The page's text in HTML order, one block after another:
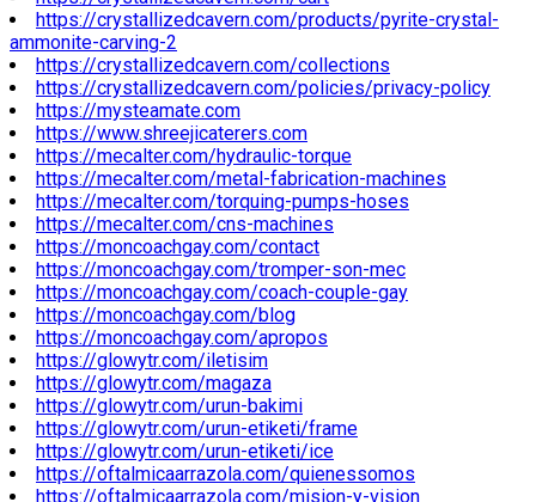
https://crystallizedcavern.com/products/pyrite-crystal-
ammonite-carving-2
https://crystallizedcavern.com/collections
https://crystallizedcavern.com/policies/privacy-policy
https://mysteamate.com
https://www.shreejicaterers.com
https://mecalter.com/hydraulic-torque
https://mecalter.com/metal-fabrication-machines
https://mecalter.com/torquing-pumps-hoses
https://mecalter.com/cns-machines
https://moncoachgay.com/contact
https://moncoachgay.com/tromper-son-mec
https://moncoachgay.com/coach-couple-gay
https://moncoachgay.com/blog
https://moncoachgay.com/apropos
https://glowytr.com/iletisim
https://glowytr.com/magaza
https://glowytr.com/urun-bakimi
https://glowytr.com/urun-etiketi/frame
https://glowytr.com/urun-etiketi/ice
https://oftalmicaarrazola.com/quienessomos
https://oftalmicaarrazola.com/mision-y-vision